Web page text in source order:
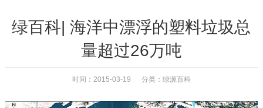
绿百科| 海洋中漂浮的塑料垃圾总
量超过26万吨
时间：2015-03-19 分类： 绿源百科